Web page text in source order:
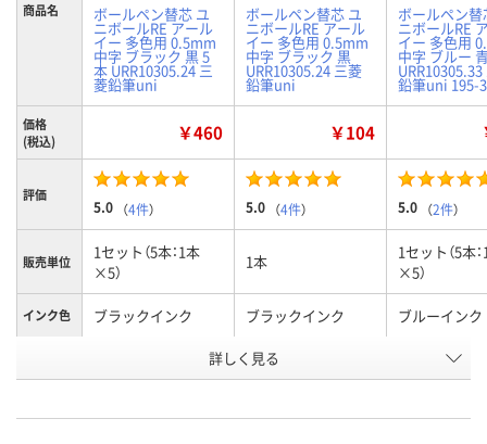
商品名 ボールペン替芯 ユ
ニボールRE アール
イー 多色用 0.5mm
中字 ブラック 黒 5
本 URR10305.24 三
菱鉛筆uni
ボールペン替芯 ユ
ニボールRE アール
イー 多色用 0.5mm
中字 ブラック 黒
URR10305.24 三菱
鉛筆uni
ボールペン替
ニボールRE
イー 多色用
中字 ブルー
鉛筆uni 195-
価格
(税込)
￥460 ￥104
評価
5.0 （4件） 5.0 （4件） 5.0 （2件）
販売単位
1セット（5本：1本
×5）
1本
1セット（5本
×5）
インク色 ブラックインク ブラックインク ブルーインク
P218221 P238068
詳しく見る